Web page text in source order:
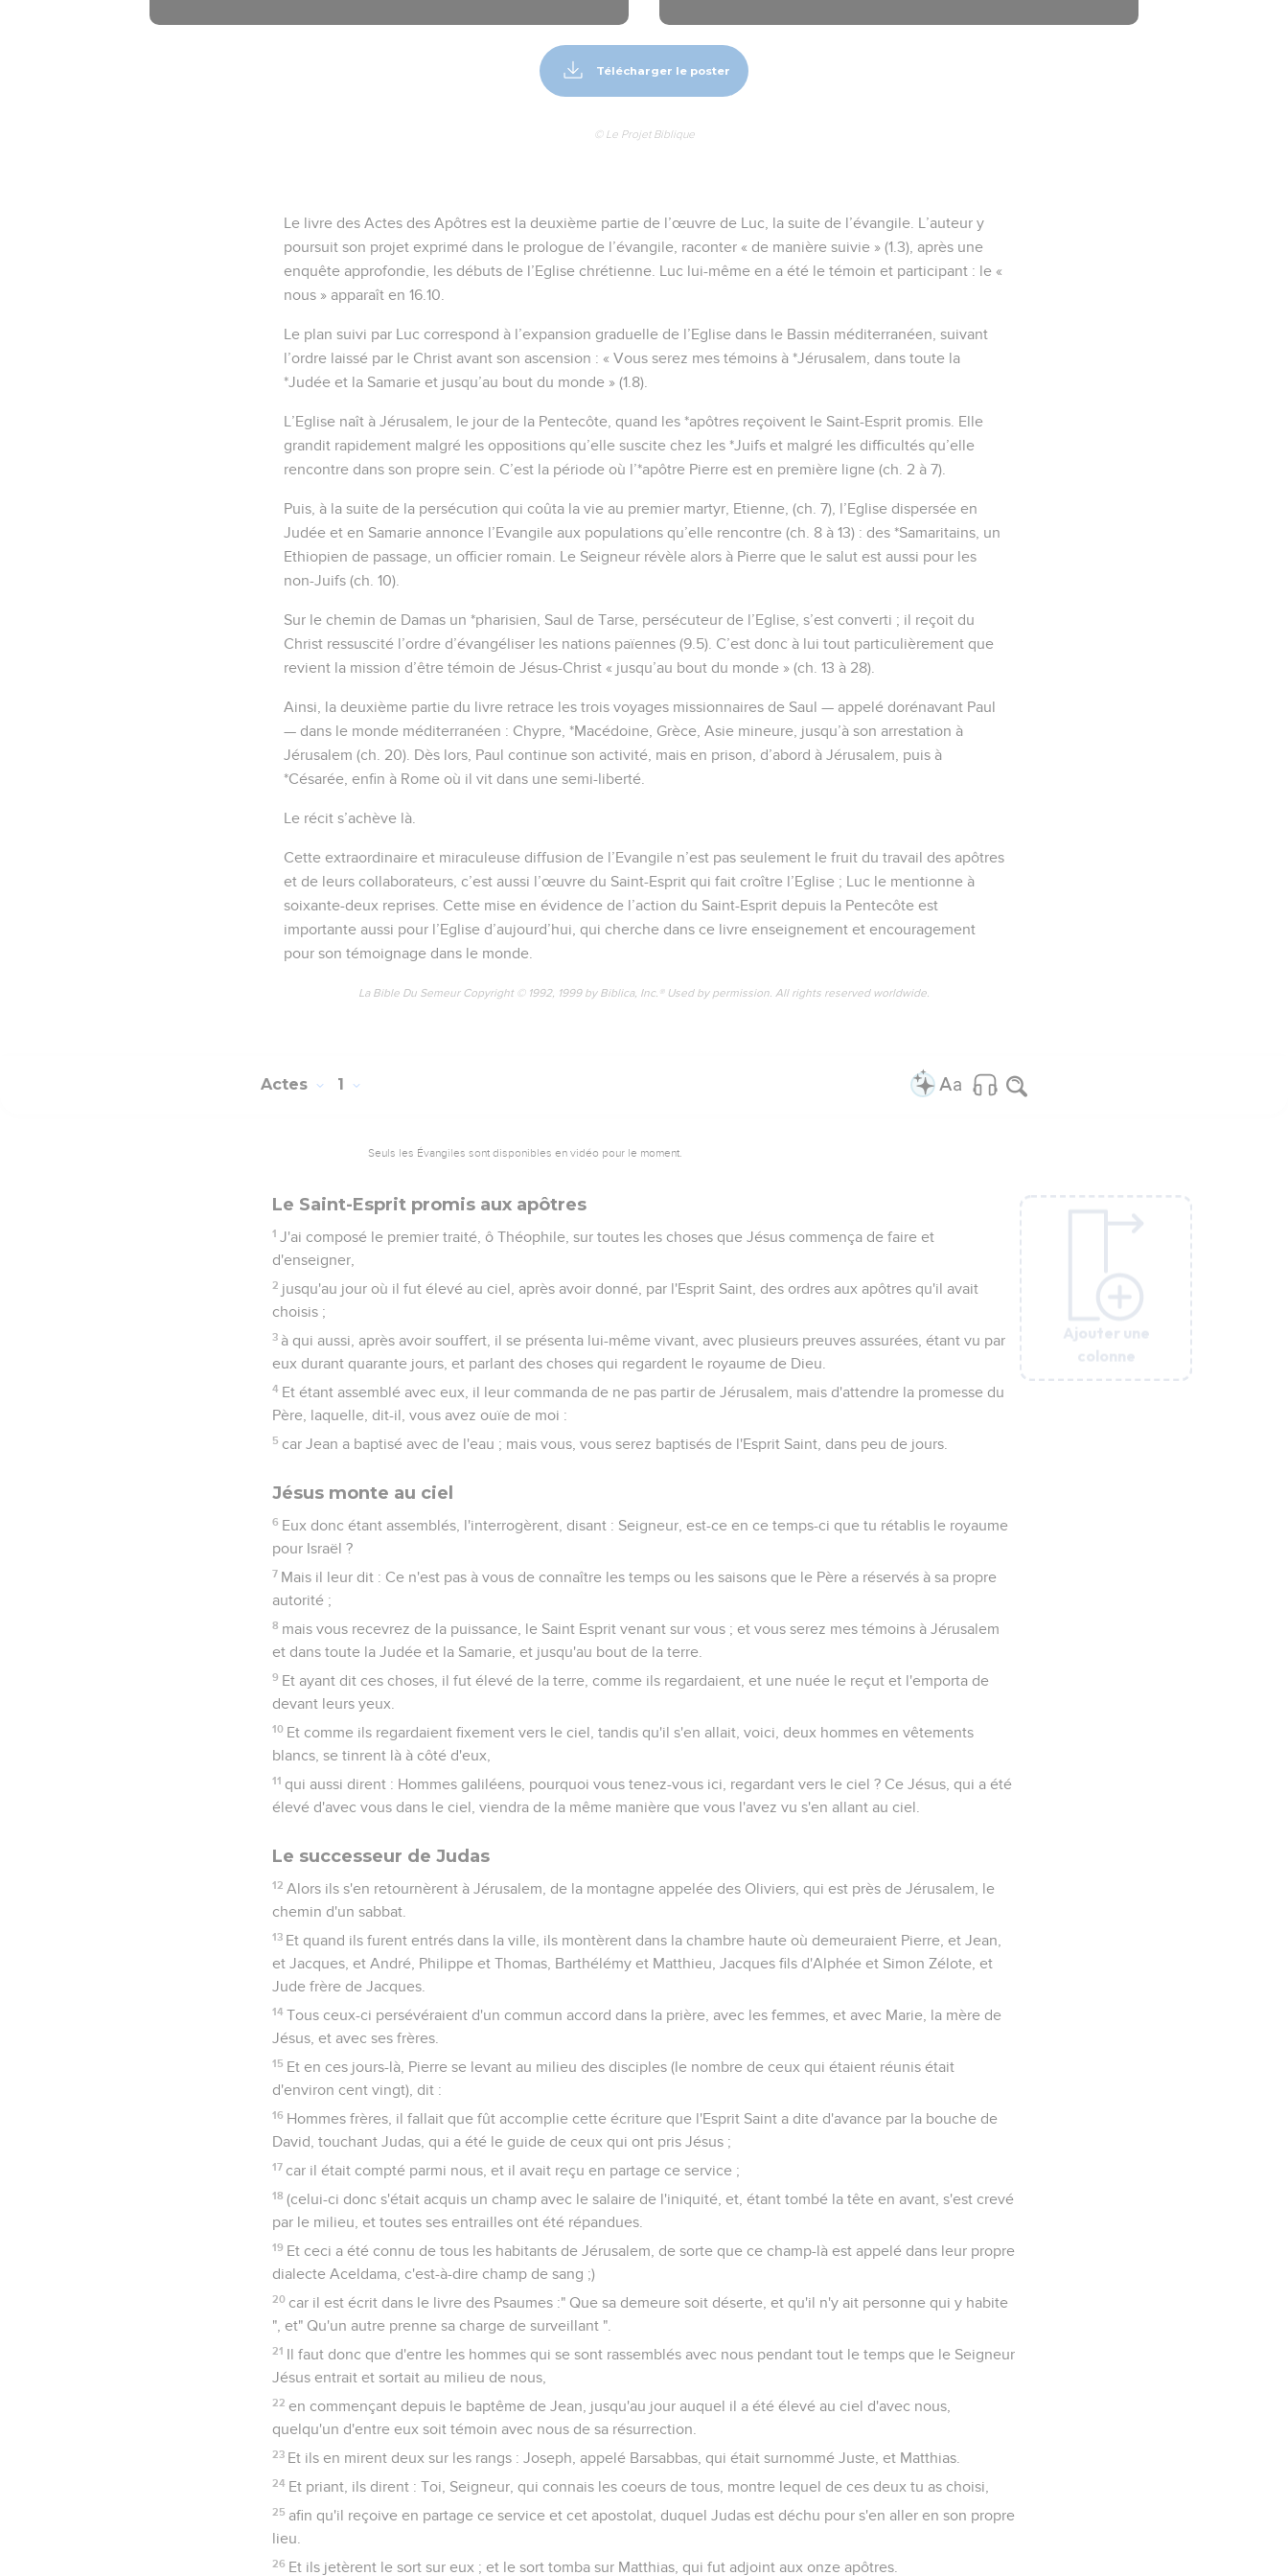
Ajouter une
colonne
Télécharger le poster
© Le Projet Biblique
Le livre des Actes des Apôtres est la deuxième partie de l’œuvre de Luc, la suite de l’évangile. L’auteur y
poursuit son projet exprimé dans le prologue de l’évangile, raconter « de manière suivie » (1.3), après une
enquête approfondie, les débuts de l’Eglise chrétienne. Luc lui-même en a été le témoin et participant : le «
nous » apparaît en 16.10.
Le plan suivi par Luc correspond à l’expansion graduelle de l’Eglise dans le Bassin méditerranéen, suivant
l’ordre laissé par le Christ avant son ascension : « Vous serez mes témoins à *Jérusalem, dans toute la
*Judée et la Samarie et jusqu’au bout du monde » (1.8).
L’Eglise naît à Jérusalem, le jour de la Pentecôte, quand les *apôtres reçoivent le Saint-Esprit promis. Elle
grandit rapidement malgré les oppositions qu’elle suscite chez les *Juifs et malgré les difficultés qu’elle
rencontre dans son propre sein. C’est la période où l’*apôtre Pierre est en première ligne (ch. 2 à 7).
Puis, à la suite de la persécution qui coûta la vie au premier martyr, Etienne, (ch. 7), l’Eglise dispersée en
Judée et en Samarie annonce l’Evangile aux populations qu’elle rencontre (ch. 8 à 13) : des *Samaritains, un
Ethiopien de passage, un officier romain. Le Seigneur révèle alors à Pierre que le salut est aussi pour les
non-Juifs (ch. 10).
Sur le chemin de Damas un *pharisien, Saul de Tarse, persécuteur de l’Eglise, s’est converti ; il reçoit du
Christ ressuscité l’ordre d’évangéliser les nations païennes (9.5). C’est donc à lui tout particulièrement que
revient la mission d’être témoin de Jésus-Christ « jusqu’au bout du monde » (ch. 13 à 28).
Ainsi, la deuxième partie du livre retrace les trois voyages missionnaires de Saul — appelé dorénavant Paul
— dans le monde méditerranéen : Chypre, *Macédoine, Grèce, Asie mineure, jusqu’à son arrestation à
Jérusalem (ch. 20). Dès lors, Paul continue son activité, mais en prison, d’abord à Jérusalem, puis à
*Césarée, enfin à Rome où il vit dans une semi-liberté.
Le récit s’achève là.
Cette extraordinaire et miraculeuse diffusion de l’Evangile n’est pas seulement le fruit du travail des apôtres
et de leurs collaborateurs, c’est aussi l’œuvre du Saint-Esprit qui fait croître l’Eglise ; Luc le mentionne à
soixante-deux reprises. Cette mise en évidence de l’action du Saint-Esprit depuis la Pentecôte est
importante aussi pour l’Eglise d’aujourd’hui, qui cherche dans ce livre enseignement et encouragement
pour son témoignage dans le monde.
La Bible Du Semeur Copyright © 1992, 1999 by Biblica, Inc.® Used by permission. All rights reserved worldwide.
Actes 1
Seuls les Évangiles sont disponibles en vidéo pour le moment.
Le Saint-Esprit promis aux apôtres
1 J'ai composé le premier traité, ô Théophile, sur toutes les choses que Jésus commença de faire et
d'enseigner,
2 jusqu'au jour où il fut élevé au ciel, après avoir donné, par l'Esprit Saint, des ordres aux apôtres qu'il avait
choisis ;
3 à qui aussi, après avoir souffert, il se présenta lui-même vivant, avec plusieurs preuves assurées, étant vu par
eux durant quarante jours, et parlant des choses qui regardent le royaume de Dieu.
4 Et étant assemblé avec eux, il leur commanda de ne pas partir de Jérusalem, mais d'attendre la promesse du
Père, laquelle, dit-il, vous avez ouïe de moi :
5 car Jean a baptisé avec de l'eau ; mais vous, vous serez baptisés de l'Esprit Saint, dans peu de jours.
Jésus monte au ciel
6 Eux donc étant assemblés, l'interrogèrent, disant : Seigneur, est-ce en ce temps-ci que tu rétablis le royaume
pour Israël ?
7 Mais il leur dit : Ce n'est pas à vous de connaître les temps ou les saisons que le Père a réservés à sa propre
autorité ;
8 mais vous recevrez de la puissance, le Saint Esprit venant sur vous ; et vous serez mes témoins à Jérusalem
et dans toute la Judée et la Samarie, et jusqu'au bout de la terre.
9 Et ayant dit ces choses, il fut élevé de la terre, comme ils regardaient, et une nuée le reçut et l'emporta de
devant leurs yeux.
10 Et comme ils regardaient fixement vers le ciel, tandis qu'il s'en allait, voici, deux hommes en vêtements
blancs, se tinrent là à côté d'eux,
11 qui aussi dirent : Hommes galiléens, pourquoi vous tenez-vous ici, regardant vers le ciel ? Ce Jésus, qui a été
élevé d'avec vous dans le ciel, viendra de la même manière que vous l'avez vu s'en allant au ciel.
Le successeur de Judas
12 Alors ils s'en retournèrent à Jérusalem, de la montagne appelée des Oliviers, qui est près de Jérusalem, le
chemin d'un sabbat.
13 Et quand ils furent entrés dans la ville, ils montèrent dans la chambre haute où demeuraient Pierre, et Jean,
et Jacques, et André, Philippe et Thomas, Barthélémy et Matthieu, Jacques fils d'Alphée et Simon Zélote, et
Jude frère de Jacques.
14 Tous ceux-ci persévéraient d'un commun accord dans la prière, avec les femmes, et avec Marie, la mère de
Jésus, et avec ses frères.
15 Et en ces jours-là, Pierre se levant au milieu des disciples (le nombre de ceux qui étaient réunis était
d'environ cent vingt), dit :
16 Hommes frères, il fallait que fût accomplie cette écriture que l'Esprit Saint a dite d'avance par la bouche de
David, touchant Judas, qui a été le guide de ceux qui ont pris Jésus ;
17 car il était compté parmi nous, et il avait reçu en partage ce service ;
18 (celui-ci donc s'était acquis un champ avec le salaire de l'iniquité, et, étant tombé la tête en avant, s'est crevé
par le milieu, et toutes ses entrailles ont été répandues.
19 Et ceci a été connu de tous les habitants de Jérusalem, de sorte que ce champ-là est appelé dans leur propre
dialecte Aceldama, c'est-à-dire champ de sang ;)
20 car il est écrit dans le livre des Psaumes :" Que sa demeure soit déserte, et qu'il n'y ait personne qui y habite
", et" Qu'un autre prenne sa charge de surveillant ".
21 Il faut donc que d'entre les hommes qui se sont rassemblés avec nous pendant tout le temps que le Seigneur
Jésus entrait et sortait au milieu de nous,
22 en commençant depuis le baptême de Jean, jusqu'au jour auquel il a été élevé au ciel d'avec nous,
quelqu'un d'entre eux soit témoin avec nous de sa résurrection.
23 Et ils en mirent deux sur les rangs : Joseph, appelé Barsabbas, qui était surnommé Juste, et Matthias.
24 Et priant, ils dirent : Toi, Seigneur, qui connais les coeurs de tous, montre lequel de ces deux tu as choisi,
25 afin qu'il reçoive en partage ce service et cet apostolat, duquel Judas est déchu pour s'en aller en son propre
lieu.
26 Et ils jetèrent le sort sur eux ; et le sort tomba sur Matthias, qui fut adjoint aux onze apôtres.
Ajouter une
colonne
Ajouter une
colonne
Ajouter une
colonne
Ajouter une
colonne